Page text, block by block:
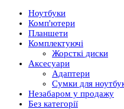
Ноутбуки
Комп'ютери
Планшети
Комплектуючі
Жорсткі диски
Аксесуари
Адаптери
Сумки для
Незабаром у продажу
Без категорії